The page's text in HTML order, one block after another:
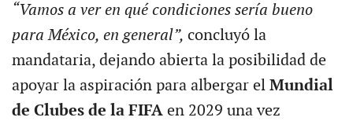
“Vamos a ver en qué condiciones sería bueno
para México, en general”, concluyó la
mandataria, dejando abierta la posibilidad de
apoyar la aspiración para albergar el Mundial
de Clubes de la FIFAen 2029 una vez